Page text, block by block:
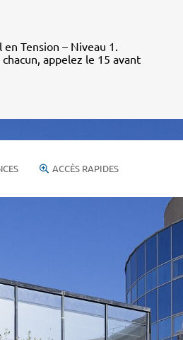
Tension – Niveau 1.
appelez le 15 avant
ACCÈS RAPIDES